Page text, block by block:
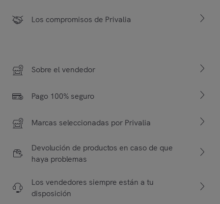
Los compromisos de Privalia
Sobre el vendedor
Pago 100% seguro
Marcas seleccionadas por Privalia
Devolución de productos en caso de que
haya problemas
Los vendedores siempre están a tu
disposición